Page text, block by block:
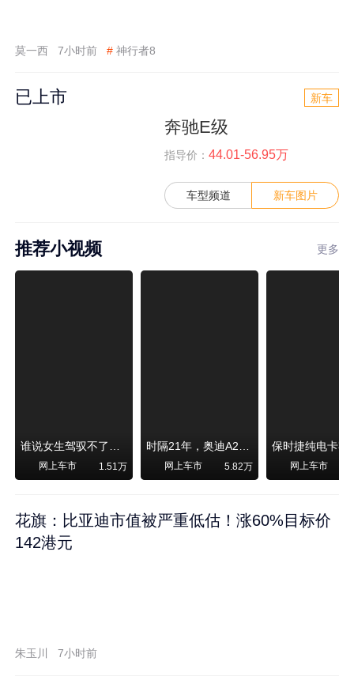
莫一西 7小时前 # 神行者8
已上市 新车
奔驰E级
指导价： 44.01-56.95万
车型频道 新车图片
推荐小视频 更多
谁说女生驾驭不了大SUV？看我开问界M6驰骋坝上草原！
网上车市 1.51万
时隔21年，奥迪A2强势归来！
网上车市 5.82万 网上车市
花旗：比亚迪市值被严重低估！涨60%目标价
142港元
朱玉川 7小时前